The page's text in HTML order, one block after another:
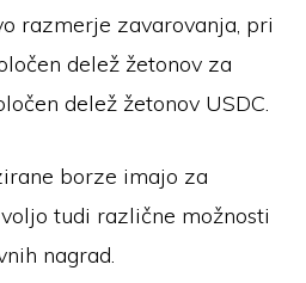
razmerje zavarovanja, pri
delež žetonov za
delež žetonov USDC.
borze imajo za
tudi različne možnosti
nagrad.